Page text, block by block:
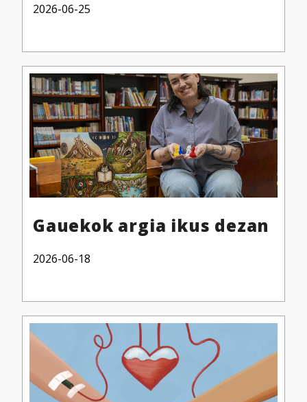
erabiltzeko baimen esplizitua ematen diguzu.
2026-06-25
Gauekok argia ikus dezan
2026-06-18